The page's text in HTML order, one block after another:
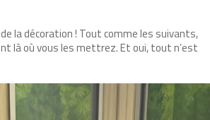
la décoration ! Tout comme les suivants,
là où vous les mettrez. Et oui, tout n’est